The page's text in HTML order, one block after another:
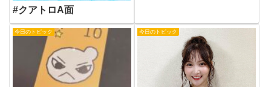
#クアトロA面
今日のトピック 今日のトピック